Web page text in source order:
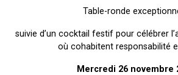
Table-ronde
suivie d’un cocktail festif pour célébrer
où cohabitent responsabilité
Mercredi 26 novembre